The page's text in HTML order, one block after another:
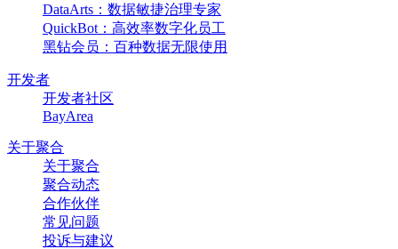
DataArts：数据敏捷治理专家
QuickBot：高效率数字化员工
黑钻会员：百种数据无限使用
开发者
开发者社区
BayArea
关于聚合
关于聚合
聚合动态
合作伙伴
常见问题
投诉与建议